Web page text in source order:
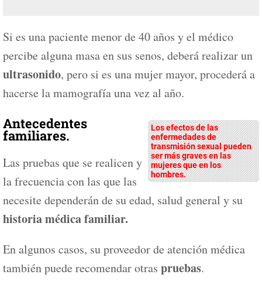
Si es una paciente menor de 40 años y el médico
percibe alguna masa en sus senos, deberá realizar un
ultrasonido, pero si es una mujer mayor, procederá a
hacerse la mamografía una vez al año.
Los efectos de las
enfermedades de
transmisión sexual pueden
ser más graves en las
mujeres que en los
hombres.
Antecedentes
familiares.
Las pruebas que se realicen y
la frecuencia con las que las
necesite dependerán de su edad, salud general y su
historia médica familiar.
En algunos casos, su proveedor de atención médica
también puede recomendar otras pruebas.